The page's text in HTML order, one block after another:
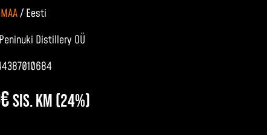
/Eesti
Peninuki Distillery OÜ
€sis. KM (24%)